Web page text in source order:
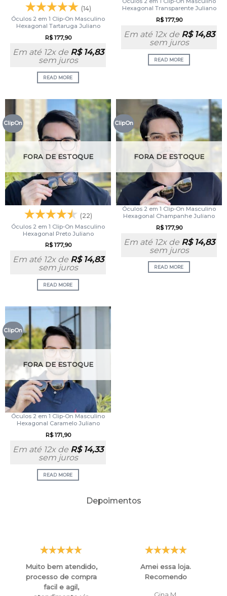
(14)
Óculos 2 em 1 Clip-On Masculino
Hexagonal Tartaruga Juliano
R$177,90
Em até 12x de R$14,83
sem juros
READ MORE
Hexagonal Transparente Juliano
R$177,90
Em até 12x de R$14,83
sem juros
READ MORE
ClipOn
FORA DE ESTOQUE
(22)
Óculos 2 em 1 Clip-On Masculino
Hexagonal Preto Juliano
R$177,90
Em até 12x de R$14,83
sem juros
READ MORE
ClipOn
FORA DE ESTOQUE
Óculos 2 em 1 Clip-On Masculino
Hexagonal Champanhe Juliano
R$177,90
Em até 12x de R$14,83
sem juros
READ MORE
ClipOn
FORA DE ESTOQUE
Óculos 2 em 1 Clip-On Masculino
Hexagonal Caramelo Juliano
R$171,90
Em até 12x de R$14,33
sem juros
READ MORE
Depoimentos
Muito bem atendido,
processo de compra
facil e agil,
Amei essa loja.
Recomendo